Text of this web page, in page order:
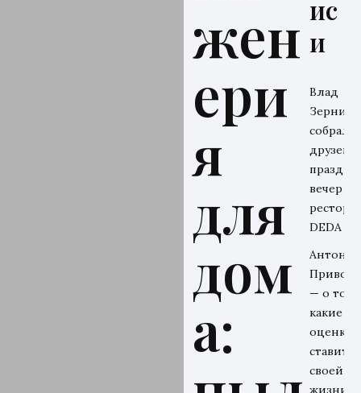
жен
ери
я
для
дом
а:
ис
и
Влад
собрал
друзей
вечер в
DEDA
Антон
— о том,
какие
оценки
ставит
своей
жизни и